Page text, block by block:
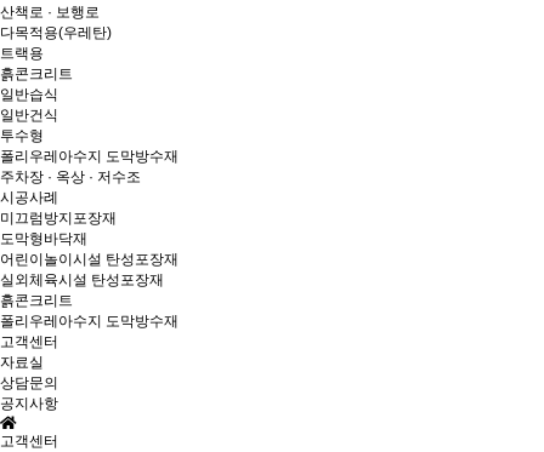
산책로 · 보행로
다목적용(우레탄)
트랙용
흙콘크리트
일반습식
일반건식
투수형
폴리우레아수지 도막방수재
주차장 · 옥상 · 저수조
시공사례
미끄럼방지포장재
도막형바닥재
어린이놀이시설 탄성포장재
실외체육시설 탄성포장재
흙콘크리트
폴리우레아수지 도막방수재
고객센터
자료실
상담문의
공지사항
고객센터